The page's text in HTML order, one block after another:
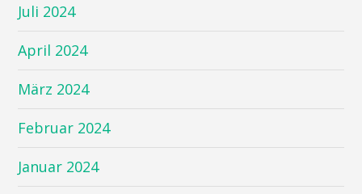
Juli 2024
April 2024
März 2024
Februar 2024
Januar 2024